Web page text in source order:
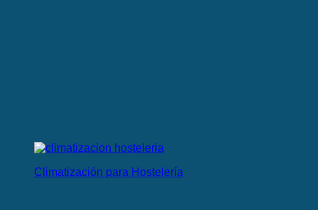
Climatización para Hostelería